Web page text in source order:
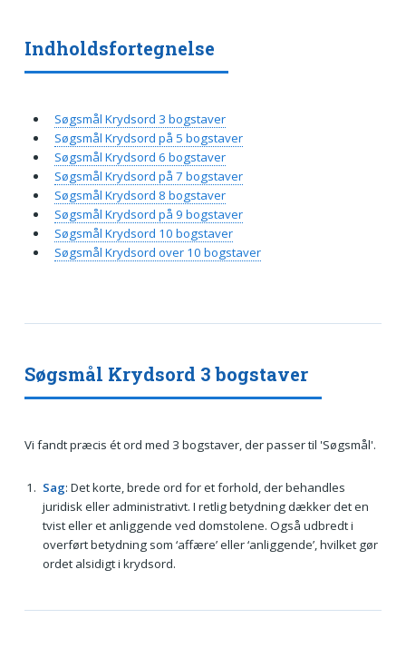
Søgsmål Krydsord 3 bogstaver
Vi fandt præcis ét ord med 3 bogstaver, der passer til 'Søgsmål'.
Sag: Det korte, brede ord for et forhold, der behandles
juridisk eller administrativt. I retlig betydning dækker det en
tvist eller et anliggende ved domstolene. Også udbredt i
overført betydning som ‘affære’ eller ‘anliggende’, hvilket gør
ordet alsidigt i krydsord.
Indholdsfortegnelse
Søgsmål Krydsord 3 bogstaver
Søgsmål Krydsord på 5 bogstaver
Søgsmål Krydsord 6 bogstaver
Søgsmål Krydsord på 7 bogstaver
Søgsmål Krydsord 8 bogstaver
Søgsmål Krydsord på 9 bogstaver
Søgsmål Krydsord 10 bogstaver
Søgsmål Krydsord over 10 bogstaver